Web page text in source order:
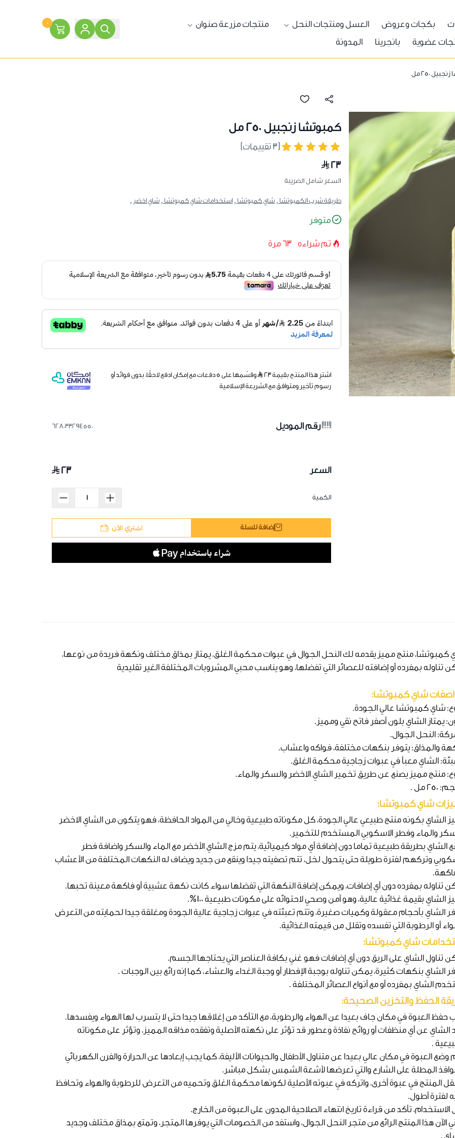
بكجات وعروض العسل ومنتجات النحل
منتجات مزرعة صنوان
عضوية بانجرينا المدونة
٠
250 مل
كمبوتشا زنجبيل 250 مل
(٣ تقييمات)
٢٣
السعر شامل الضريبة
طريقة شرب الكمبوتشا , شاي كمبوتشا , استخدامات شاي كمبوتشا , شاي اخضر ,
متوفر
تم شراءه 63 مرة
اشترِ هذا المنتج بقيمة ٢٣
وقسّمها على 5 دفعات مع إمكان ادفع لاحقًا، بدون فوائد أو
رسوم تأخير ومتوافق مع الشريعة الإسلامية
رقم الموديل 628033294550
السعر ٢٣
الكمية
إضافة للسلة اشتري الآن
كمبوتشا، منتج مميز يقدمه لك النحل الجوال في عبوات محكمة الغلق، يمتاز بمذاق مختلف ونكهة فريدة من نوعها،
تناوله بمفرده أو إضافته للعصائر التي تفضلها، وهو يناسب محبي المشروبات المختلفة الغير تقليدية
شاي كمبوتشا:
شاي كمبوتشا عالي الجودة.
يمتاز الشاي بلون أصفر فاتح نقي ومميز.
النحل الجوال.
والمذاق: يتوفر بنكهات مختلفة، فواكه واعشاب.
الشاي معبأ في عبوات زجاجية محكمة الغلق.
منتج مميز يصنع عن طريق تخمير الشاي الاخضر والسكر والماء.
مل .
شاي كمبوتشا:
الشاي بكونه منتج طبيعي عالي الجودة، كل مكوناته طبيعية وخالي من المواد الحافظة، فهو يتكون من الشاي الاخضر
والماء وفطر الاسكوبي المستخدم للتخمير.
الشاي بطريقة طبيعية تماما دون إضافة أي مواد كيميائية، يتم مزج الشاي الأخضر مع الماء والسكر واضافة فطر
وتركهم لفترة طويلة حتى يتحول لخل، تتم تصفيته جيدا وينقع من جديد ويضاف له النكهات المختلفة من الأعشاب
تناوله بمفرده دون أي إضافات، ويمكن إضافة النكهة التي تفضلها سواء كانت نكهة عشبية أو فاكهة معينة تحبها.
الشاي بقيمة غذائية عالية، وهو آمن وصحي لاحتوائه على مكونات طبيعية 100%.
الشاي بأحجام معقولة وكميات صغيرة، وتتم تعبئته في عبوات زجاجية عالية الجودة ومغلقة جيدا لحمايته من التعرض
أو الرطوبة التي تفسده وتقلل من قيمته الغذائية.
شاي كمبوتشا:
تناول الشاي على الريق دون أي إضافات فهو غني بكافة العناصر التي يحتاجها الجسم.
الشاي بنكهات كثيرة، يمكن تناوله بوجبة الإفطار أو وجبة الغداء والعشاء، كما إنه رائع بين الوجبات .
الشاي بمفرده أو مع أنواع العصائر المختلفة .
الحفظ والتخزين الصحيحة:
حفظ العبوة في مكان جاف بعيدا عن الهواء والرطوبة، مع التأكد من إغلاقها جيدا حتى لا يتسرب لها الهواء ويفسدها.
الشاي عن أي منظفات أو روائح نفاذة وعطور قد تؤثر على نكهته الأصلية وتفقده مذاقه المميز، وتؤثر على مكوناته
.
وضع العبوة في مكان عالي بعيدا عن متناول الأطفال والحيوانات الأليفة، كما يجب إبعادها عن الحرارة والفرن الكهربائي
المطلة على الشارع والتي تعرضها لأشعة الشمس بشكل مباشر.
المنتج في عبوة أخرى، واتركه في عبوته الأصلية لكونها محكمة الغلق وتحميه من التعرض للرطوبة والهواء وتحافظ
لفترة أطول.
الاستخدام، تأكد من قراءة تاريخ انتهاء الصلاحية المدون على العبوة من الخارج.
الآن هذا المنتج الرائع من متجر النحل الجوال، واستفد من الخصومات التي يوفرها المتجر، وتمتع بمذاق مختلف وجديد
.